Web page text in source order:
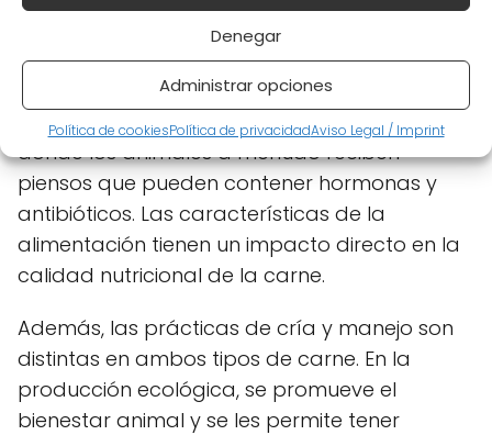
Denegar
Administrar opciones
Política de cookiesPolítica de privacidadAviso Legal / Imprint
producción de carne ecológica, los animales
son alimentados con forrajes orgánicos y
granos sin pesticidas ni fertilizantes sintéticos.
Esto contrasta con la carne convencional,
donde los animales a menudo reciben
piensos que pueden contener hormonas y
antibióticos. Las características de la
alimentación tienen un impacto directo en la
calidad nutricional de la carne.
Además, las prácticas de cría y manejo son
distintas en ambos tipos de carne. En la
producción ecológica, se promueve el
bienestar animal y se les permite tener